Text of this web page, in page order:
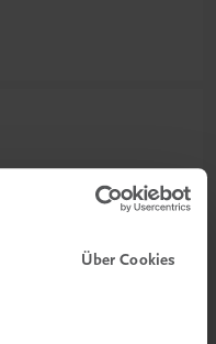
Über Cookies